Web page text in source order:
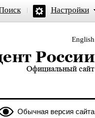
Настройки
English
официальный сайт
Обычная версия сайта